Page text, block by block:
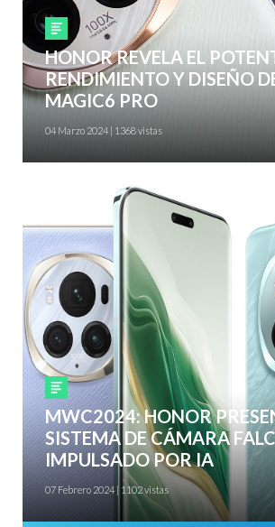
Smartphones
HONOR REVELA EL
RENDIMIENTO Y DISEÑO
MAGIC6 PRO
04 Marzo 2024 | 1368 vistas
Smartphones
MWC2024: HONOR
SISTEMA DE CÁMARA
IMPULSADO POR IA
07 Febrero 2024 | 1102 vistas